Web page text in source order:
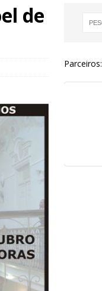
de
Parceiros: